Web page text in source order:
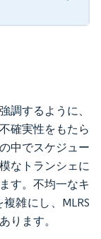
調するように、
確実性をもたら
中でスケジュー
なトランシェに
す。不均一なキ
雑にし、MLRS
ります。